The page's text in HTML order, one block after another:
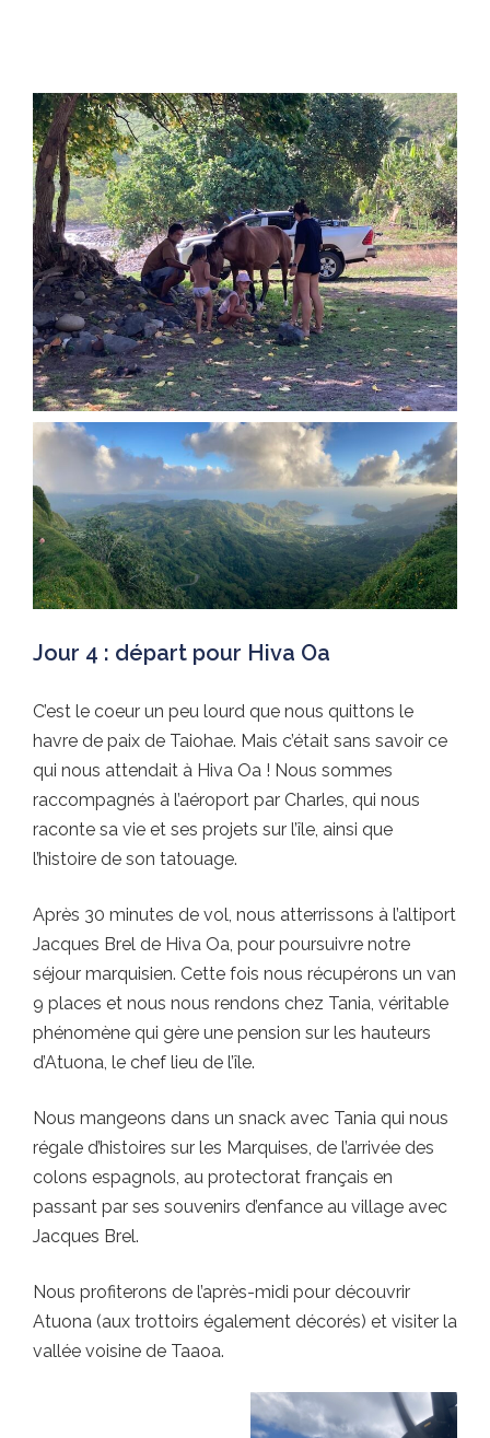
Jour 4 : départ pour Hiva Oa
C’est le coeur un peu lourd que nous quittons le
havre de paix de Taiohae. Mais c’était sans savoir ce
qui nous attendait à Hiva Oa ! Nous sommes
raccompagnés à l’aéroport par Charles, qui nous
raconte sa vie et ses projets sur l’île, ainsi que
l’histoire de son tatouage.
Après 30 minutes de vol, nous atterrissons à l’altiport
Jacques Brel de Hiva Oa, pour poursuivre notre
séjour marquisien. Cette fois nous récupérons un van
9 places et nous nous rendons chez Tania, véritable
phénomène qui gère une pension sur les hauteurs
d’Atuona, le chef lieu de l’île.
Nous mangeons dans un snack avec Tania qui nous
régale d’histoires sur les Marquises, de l’arrivée des
colons espagnols, au protectorat français en
passant par ses souvenirs d’enfance au village avec
Jacques Brel.
Nous profiterons de l’après-midi pour découvrir
Atuona (aux trottoirs également décorés) et visiter la
vallée voisine de Taaoa.